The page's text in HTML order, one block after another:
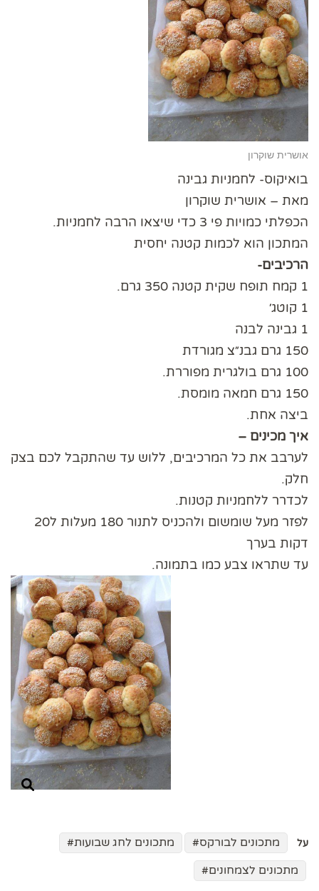
אושרית שוקרון
בואיקוס- לחמניות גבינה
מאת – אושרית שוקרון
הכפלתי כמויות פי 3 כדי שיצאו הרבה לחמניות.
המתכון הוא לכמות קטנה יחסית
הרכיבים-
1 קמח תופח שקית קטנה 350 גרם.
1 קוטג׳
1 גבינה לבנה
150 גרם גבנ״צ מגורדת
100 גרם בולגרית מפוררת.
150 גרם חמאה מומסת.
ביצה אחת.
איך מכינים –
לערבב את כל המרכיבים, ללוש עד שהתקבל לכם בצק
חלק.
לכדרר ללחמניות קטנות.
לפזר מעל שומשום ולהכניס לתנור 180 מעלות ל20
דקות בערך
עד שתראו צבע כמו בתמונה.
על מתכונים לבורקס
מתכונים לחג שבועות
מתכונים לצמחונים